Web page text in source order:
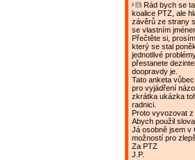
Rád bych se
koalice PTZ, ale
závěrů ze strany
se vlastním
Přečtěte si,
který se stal
jednotlivé
přestanete
doopravdy je.
Tato anketa
pro vyjádření
zkrátka ukázka
radnici.
Proto vyvozovat z
Abych použil
Já osobně jsem v
možností pro
Za PTZ
J.P.